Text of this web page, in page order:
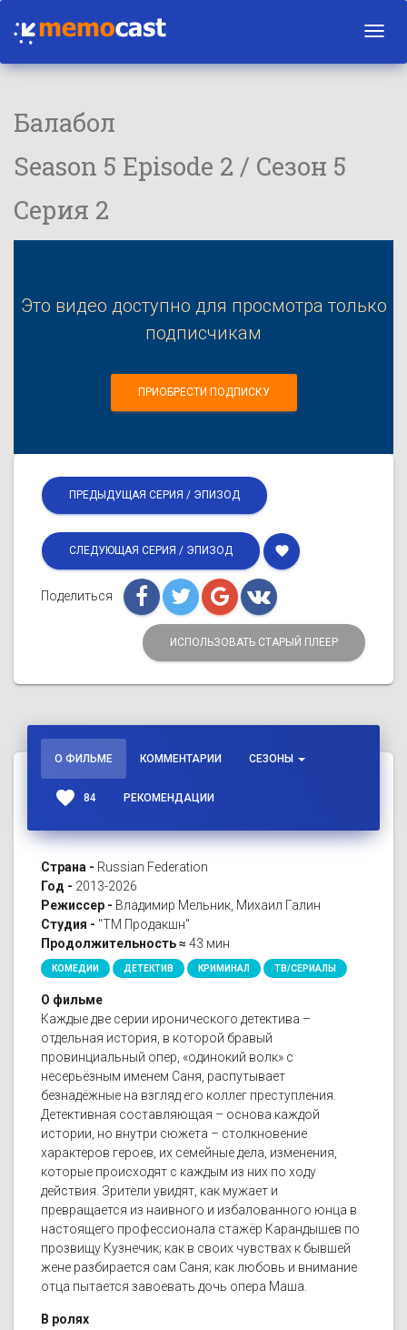
Балабол
Season 5 Episode 2 / Сезон 5
Серия 2
Это видео доступно для просмотра только
подписчикам
ПРИОБРЕСТИ ПОДПИСКУ
ПРЕДЫДУЩАЯ СЕРИЯ / ЭПИЗОД
СЛЕДУЮЩАЯ СЕРИЯ / ЭПИЗОД favorite
Поделиться
ИСПОЛЬЗОВАТЬ СТАРЫЙ ПЛЕЕР
О ФИЛЬМЕ КОММЕНТАРИИ СЕЗОНЫ
favorite 84 РЕКОМЕНДАЦИИ
Страна - Russian Federation
Год - 2013-2026
Режиссер - Владимир Мельник, Михаил Галин
Студия - "ТМ Продакшн"
Продолжительность ≈ 43 мин
КОМЕДИИ ДЕТЕКТИВ КРИМИНАЛ ТВ/СЕРИАЛЫ
О фильме
Каждые две серии иронического детектива –
отдельная история, в которой бравый
провинциальный опер, «одинокий волк» с
несерьёзным именем Саня, распутывает
безнадёжные на взгляд его коллег преступления.
Детективная составляющая – основа каждой
истории, но внутри сюжета – столкновение
характеров героев, их семейные дела, изменения,
которые происходят с каждым из них по ходу
действия. Зрители увидят, как мужает и
превращается из наивного и избалованного юнца в
настоящего профессионала стажёр Карандышев по
прозвищу Кузнечик; как в своих чувствах к бывшей
жене разбирается сам Саня; как любовь и внимание
отца пытается завоевать дочь опера Маша.
В ролях